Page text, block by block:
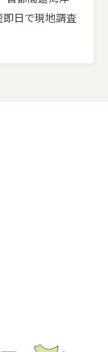
日で現地調査